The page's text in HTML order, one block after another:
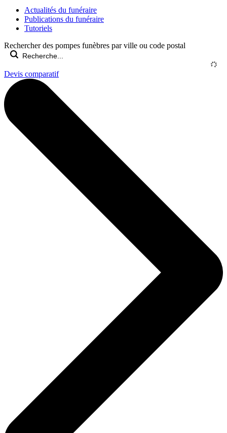
Actualités du funéraire
Publications du funéraire
Tutoriels
Rechercher des pompes funèbres par ville ou code postal
Devis comparatif